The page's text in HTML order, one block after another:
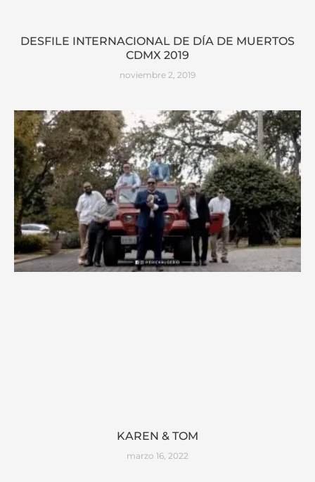
DESFILE INTERNACIONAL DE DÍA DE MUERTOS
CDMX 2019
noviembre 2, 2019
KAREN & TOM
marzo 16, 2022